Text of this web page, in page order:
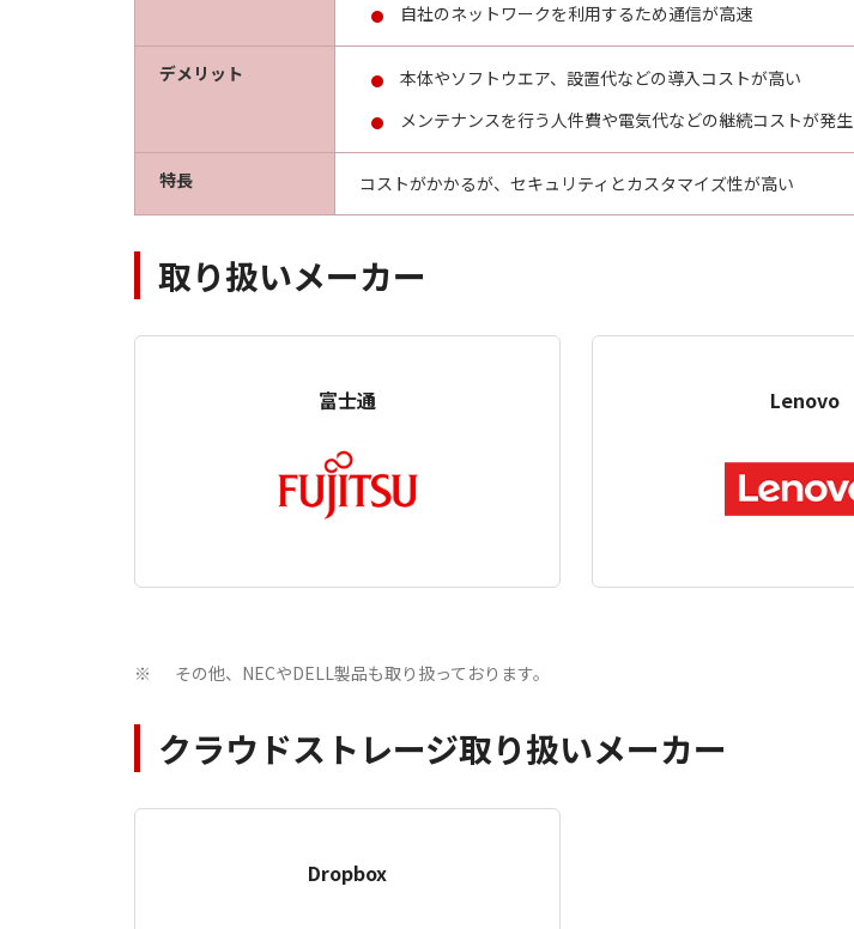
自社のネットワークを利用するため通信が高速
デメリット
本体やソフトウエア、設置代などの導入コストが高い
メンテナンスを行う人件費や電気代などの継続コストが発生
特長 コストがかかるが、セキュリティとカスタマイズ性が高い
取り扱いメーカー
富士通 Lenovo
※ その他、NECやDELL製品も取り扱っております。
クラウドストレージ取り扱いメーカー
Dropbox